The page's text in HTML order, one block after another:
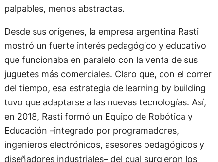
palpables, menos abstractas.
Desde sus orígenes, la empresa argentina Rasti
mostró un fuerte interés pedagógico y educativo
que funcionaba en paralelo con la venta de sus
juguetes más comerciales. Claro que, con el correr
del tiempo, esa estrategia de learning by building
tuvo que adaptarse a las nuevas tecnologías. Así,
en 2018, Rasti formó un Equipo de Robótica y
Educación –integrado por programadores,
ingenieros electrónicos, asesores pedagógicos y
diseñadores industriales– del cual surgieron los